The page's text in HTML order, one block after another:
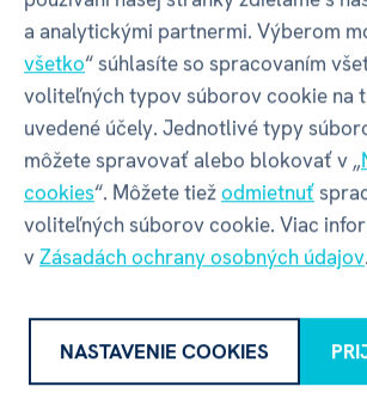
Herné
mechanizmy
Kooperatívna
Jazyk hry
Jazyk
pravidiel
a analytickými partnermi. Výberom
všetko“ súhlasíte so spracovaním
voliteľných typov súborov cookie na
uvedené účely. Jednotlivé typy
môžete spravovať alebo blokovať v „
cookies“. Môžete tiežodmietnuť
voliteľných súborov cookie. Viac
vZásadách ochrany osobných údajov.
NASTAVENIE COOKIES